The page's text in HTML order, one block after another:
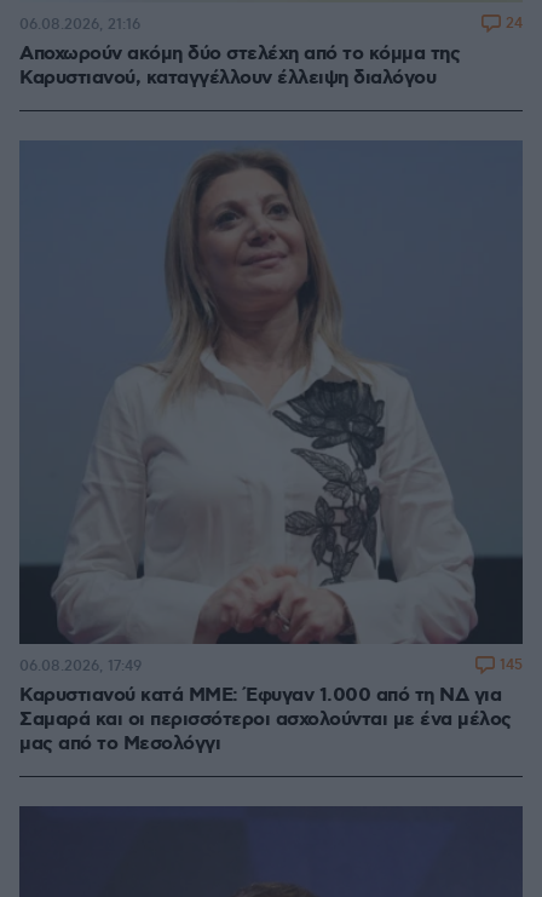
Αποχωρούν ακόμη δύο στελέχη από το κόμμα της
Καρυστιανού, καταγγέλλουν έλλειψη διαλόγου
06.08.2026, 21:16 24
Καρυστιανού κατά ΜΜΕ: Έφυγαν 1.000 από τη ΝΔ για
Σαμαρά και οι περισσότεροι ασχολούνται με ένα μέλος
μας από το Μεσολόγγι
06.08.2026, 17:49 145